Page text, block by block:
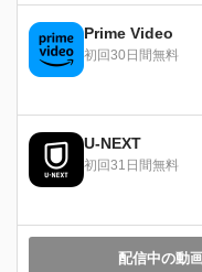
の石」
謀の渦
Prime Video
初回30日間無料
U-NEXT
初回31日間無料
配信中の動